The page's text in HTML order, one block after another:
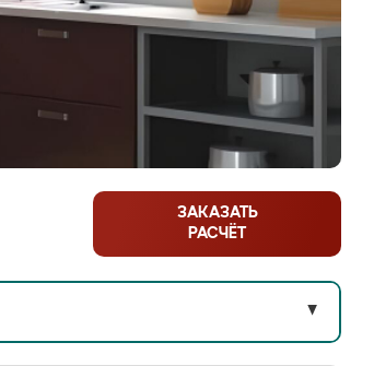
ЗАКАЗАТЬ
РАСЧЁТ
▼